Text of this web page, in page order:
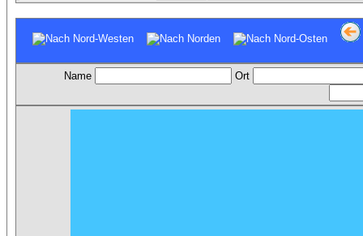
Name Ort